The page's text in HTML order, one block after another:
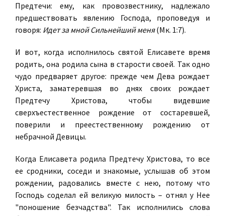
Предтечи: ему, как провозвестнику, надлежало
предшествовать явлению Господа, проповедуя и
говоря: Идет за мной Сильнейший меня(Мк. 1:7).
И вот, когда исполнилось святой Елисавете время
родить, она родила сына в старости своей. Так одно
чудо предваряет другое: прежде чем Дева рождает
Христа, заматеревшая во днях своих рождает
Предтечу Христова, чтобы видевшие
сверхъестественное рождение от состаревшей,
поверили и преестественному рождению от
небрачной Девицы.
Когда Елисавета родила Предтечу Христова, то все
ее сродники, соседи и знакомые, услышав об этом
рождении, радовались вместе с нею, потому что
Господь соделал ей великую милость – отнял у Нее
"поношение безчадства". Так исполнились слова